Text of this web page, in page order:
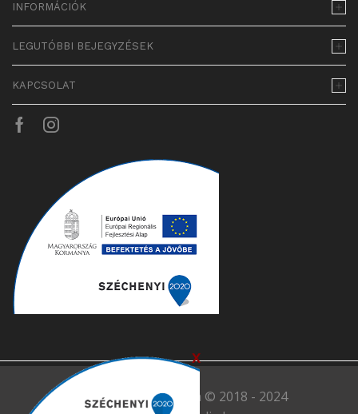
INFORMÁCIÓK
LEGUTÓBBI BEJEGYZÉSEK
KAPCSOLAT
FacebookInstagram
Minden jog fen tartva © 2018 - 2024
x